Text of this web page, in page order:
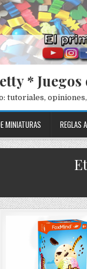
* Juegos
tutoriales,
MINIATURAS REGLAS